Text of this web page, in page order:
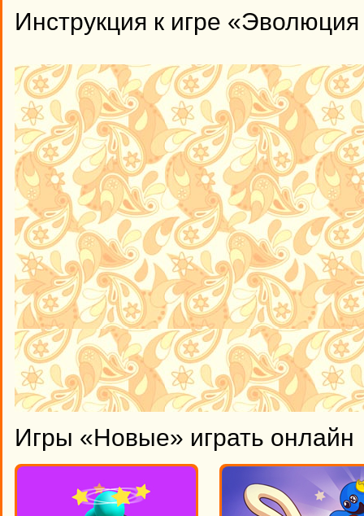
Инструкция к игре
Игры «Новые» играть онлайн